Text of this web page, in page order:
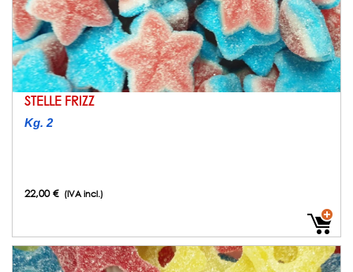
STELLE FRIZZ
Kg. 2
22,00 € (IVA incl.)